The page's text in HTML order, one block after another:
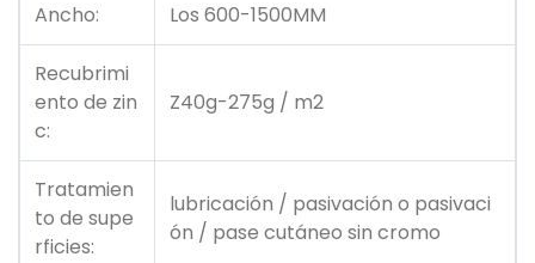
Ancho: Los 600-1500MM
Recubrimi
ento de zin
c:
Z40g-275g / m2
Tratamien
to de supe
rficies:
lubricación / pasivación o pasivaci
ón / pase cutáneo sin cromo